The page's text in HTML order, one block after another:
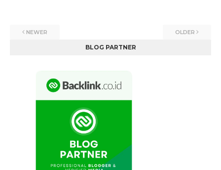
NEWER OLDER
BLOG PARTNER